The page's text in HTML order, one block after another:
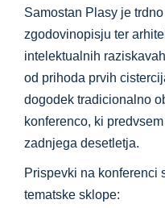
Samostan Plasy je
zgodovinopisju ter
intelektualnih
od prihoda prvih
dogodek tradicionalno
konferenco, ki
zadnjega desetletja.
Prispevki na konferenci
tematske sklope: